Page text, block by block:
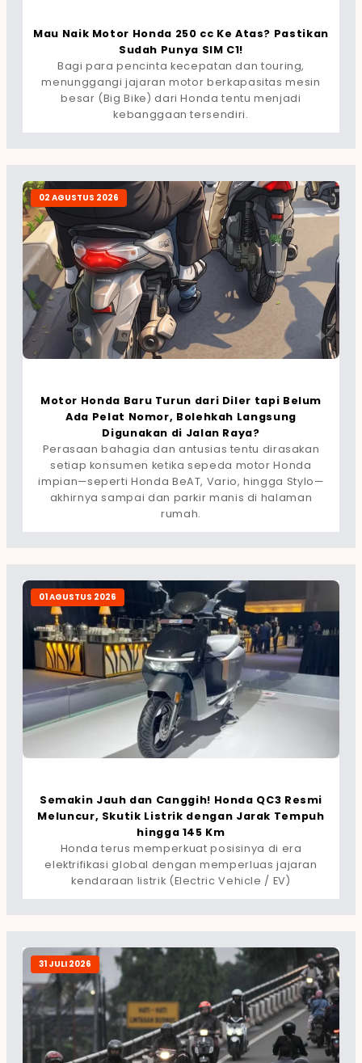
Mau Naik Motor Honda 250 cc Ke Atas? Pastikan
Sudah Punya SIM C1!
Bagi para pencinta kecepatan dan touring,
menunggangi jajaran motor berkapasitas mesin
besar (Big Bike) dari Honda tentu menjadi
kebanggaan tersendiri.
02 AGUSTUS 2026
Motor Honda Baru Turun dari Diler tapi Belum
Ada Pelat Nomor, Bolehkah Langsung
Digunakan di Jalan Raya?
Perasaan bahagia dan antusias tentu dirasakan
setiap konsumen ketika sepeda motor Honda
impian—seperti Honda BeAT, Vario, hingga Stylo—
akhirnya sampai dan parkir manis di halaman
rumah.
01 AGUSTUS 2026
Semakin Jauh dan Canggih! Honda QC3 Resmi
Meluncur, Skutik Listrik dengan Jarak Tempuh
hingga 145 Km
Honda terus memperkuat posisinya di era
elektrifikasi global dengan memperluas jajaran
kendaraan listrik (Electric Vehicle / EV)
31 JULI 2026